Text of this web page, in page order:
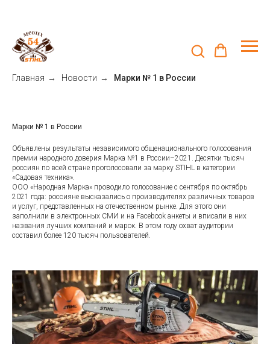
Главная → Новости → Марки № 1 в России
Марки № 1 в России
Объявлены результаты независимого общенационального голосования
премии народного доверия Марка №1 в России–2021. Десятки тысяч
россиян по всей стране проголосовали за марку STIHL в категории
«Садовая техника».
ООО «Народная Марка» проводило голосование с сентября по октябрь
2021 года: россияне высказались о производителях различных товаров
и услуг, представленных на отечественном рынке. Для этого они
заполнили в электронных СМИ и на Facebook анкеты и вписали в них
названия лучших компаний и марок. В этом году охват аудитории
составил более 120 тысяч пользователей.